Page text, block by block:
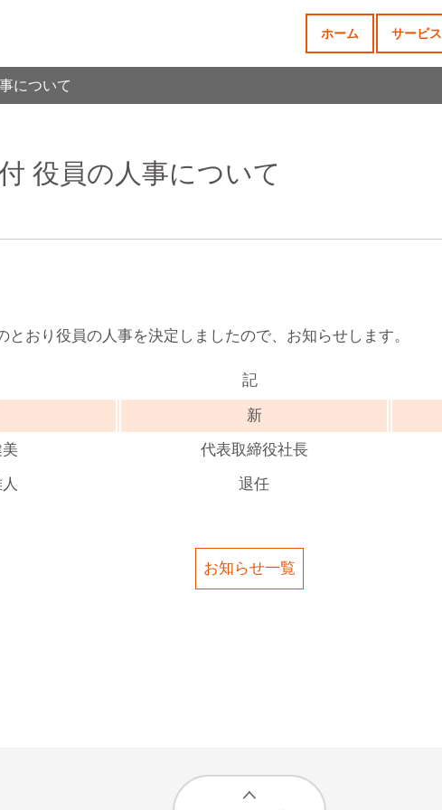
ホーム サービス
について
役員の人事について
とおり役員の人事を決定しましたので、お知らせします。
記
新
代表取締役社長
退任
お知らせ一覧